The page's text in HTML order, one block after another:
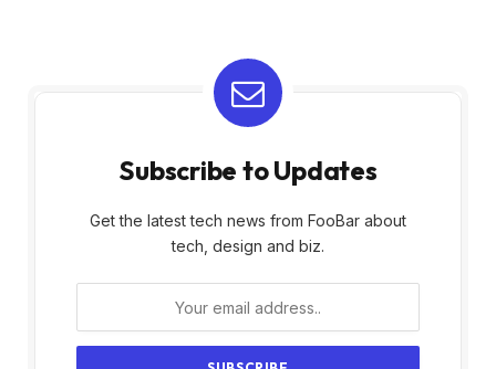
Subscribe to Updates
Get the latest tech news from FooBar about
tech, design and biz.